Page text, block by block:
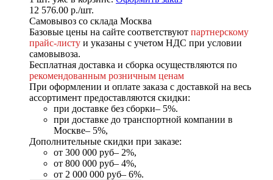
12 576.00 р./шт.
Самовывоз со склада Москва
Базовые цены на сайте соответствуют партнерскому
прайс-листу и указаны с учетом НДС при условии
самовывоза.
Бесплатная доставка и сборка осуществляются по
рекомендованным розничным ценам
При оформлении и оплате заказа с доставкой на весь
ассортимент предоставляются скидки:
при доставке без сборки– 5%.
при доставке до транспортной компании в
Москве– 5%,
Дополнительные скидки при заказе:
от 300 000 руб– 2%,
от 800 000 руб– 4%,
от 2 000 000 руб– 6%.